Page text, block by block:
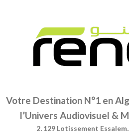
Votre Destination N°1 en
l’Univers Audiovisuel &
2, 129 Lotissement